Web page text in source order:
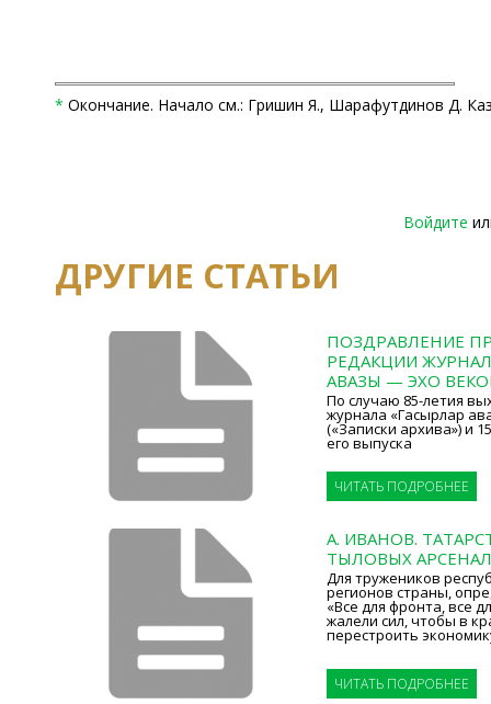
* Окончание. Начало см.: Гришин Я., Шарафутдинов Д.
Войдите
ДРУГИЕ СТАТЬИ
ПОЗДРАВЛЕНИЕ
РЕДАКЦИИ
АВАЗЫ — ЭХО
По случаю 85-летия
журнала «Гасырлар
(«Записки архива») и
его выпуска
ЧИТАТЬ ПОДРОБНЕЕ
А. ИВАНОВ.
ТЫЛОВЫХ
Для тружеников
регионов страны,
«Все для фронта, все
жалели сил, чтобы в
перестроить
ЧИТАТЬ ПОДРОБНЕЕ